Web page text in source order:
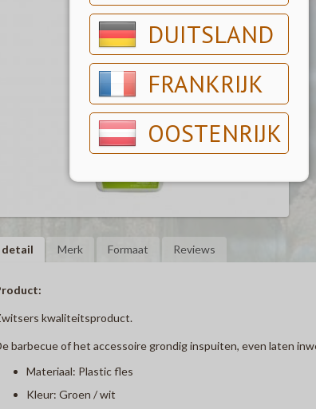
DUITSLAND
FRANKRIJK
OOSTENRIJK
detail Merk Formaat Reviews
kwaliteitsproduct.
barbecue of het accessoire grondig inspuiten, even laten
Materiaal: Plastic fles
Kleur: Groen / wit